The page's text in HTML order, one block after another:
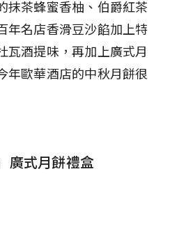
抹茶蜂蜜香柚、伯爵紅茶
年名店香滑豆沙餡加上特
瓦酒提味，再加上廣式月
年歐華酒店的中秋月餅很
廣式月餅禮盒